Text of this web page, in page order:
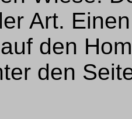
Art.
den
den